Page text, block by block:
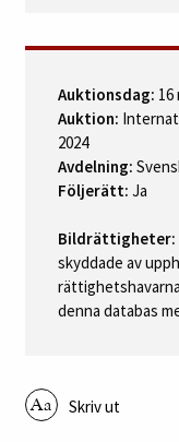
Auktionsdag: 16
Auktion:
2024
Avdelning:
Följerätt: Ja
Bildrättigheter:
skyddade av
denna databas
Skriv ut